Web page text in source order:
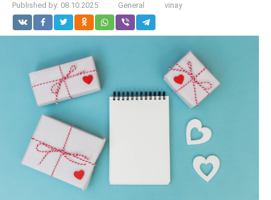
Published by: 08.10.2025 General vinay